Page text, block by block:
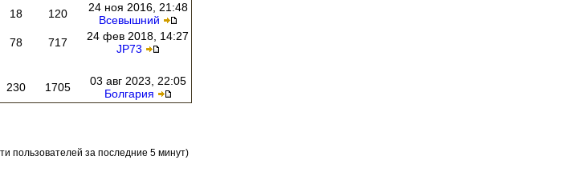
18 120
24 ноя 2016, 21:48
Всевышний
78 717
24 фев 2018, 14:27
JP73
230 1705
03 авг 2023, 22:05
Болгария
пользователей за последние 5 минут)